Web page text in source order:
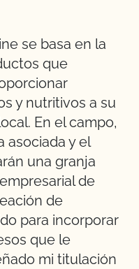
se basa en la
que
y nutritivos a su
En el campo,
asociada y el
una granja
de
de
para incorporar
que le
mi titulación